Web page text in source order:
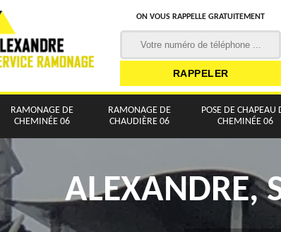
ON VOUS RAPPELLE GRATUITEMENT
RAMONAGE DE
CHEMINÉE 06
RAMONAGE DE
CHAUDIÈRE 06
POSE DE CHAPEAU
CHEMINÉE 06
ALEXANDRE,